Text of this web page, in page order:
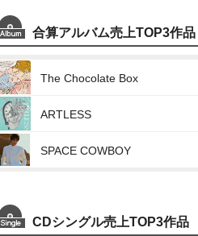
合算アルバム売上TOP3作品
The Chocolate Box
ARTLESS
SPACE COWBOY
CDシングル売上TOP3作品